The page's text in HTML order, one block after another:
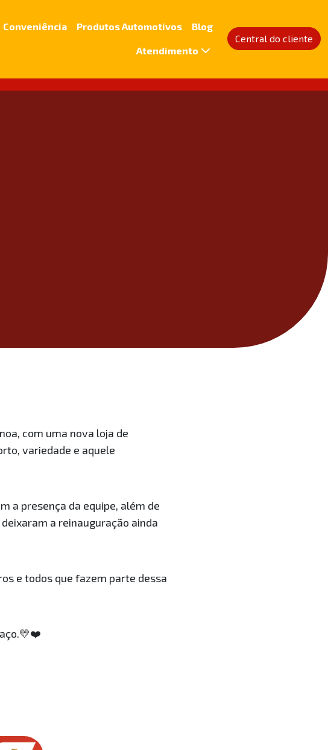
Conveniência Produtos Automotivos Blog
Atendimento
Central do cliente
com uma nova loja de
variedade e aquele
a presença da equipe, além de
a reinauguração ainda
e todos que fazem parte dessa